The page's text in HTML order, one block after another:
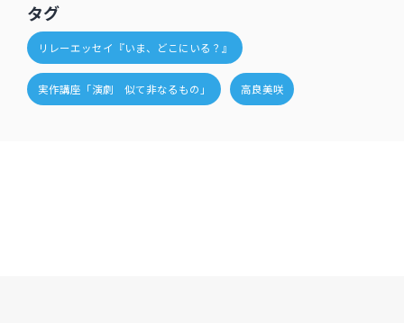
タグ
リレーエッセイ『いま、どこにいる？』
実作講座「演劇 似て非なるもの」 高良美咲